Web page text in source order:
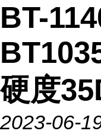
BT-
硬度
2023-06-